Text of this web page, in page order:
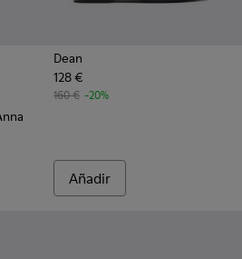
- Anna - K400865-001 - Botines
MIYAKE - Anna - K400865-005
ISSEY MIYAKE - Anna - K400865-
Dean
128 €
160 € -20%
Añadir